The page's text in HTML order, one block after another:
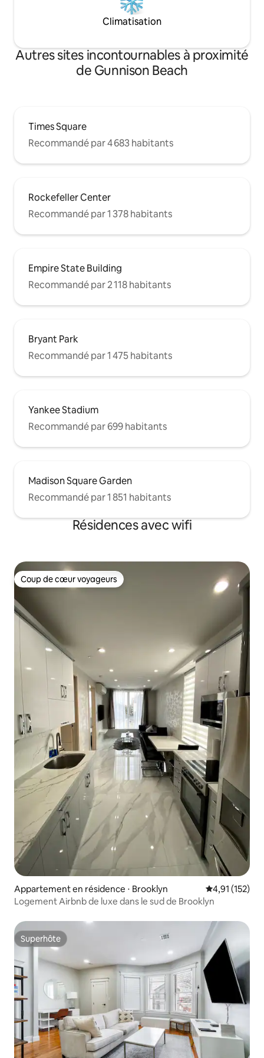
Climatisation
Autres sites incontournables à proximité
de Gunnison Beach
Times Square
Recommandé par 4 683 habitants
Rockefeller Center
Recommandé par 1 378 habitants
Empire State Building
Recommandé par 2 118 habitants
Bryant Park
Recommandé par 1 475 habitants
Yankee Stadium
Recommandé par 699 habitants
Madison Square Garden
Recommandé par 1 851 habitants
Résidences avec wifi
Coup de cœur voyageurs
Coup de cœur voyageurs
Appartement en résidence ⋅ Brooklyn Évaluation
4,91 (152)
Logement Airbnb de luxe dans le sud de Brooklyn
Superhôte
Superhôte